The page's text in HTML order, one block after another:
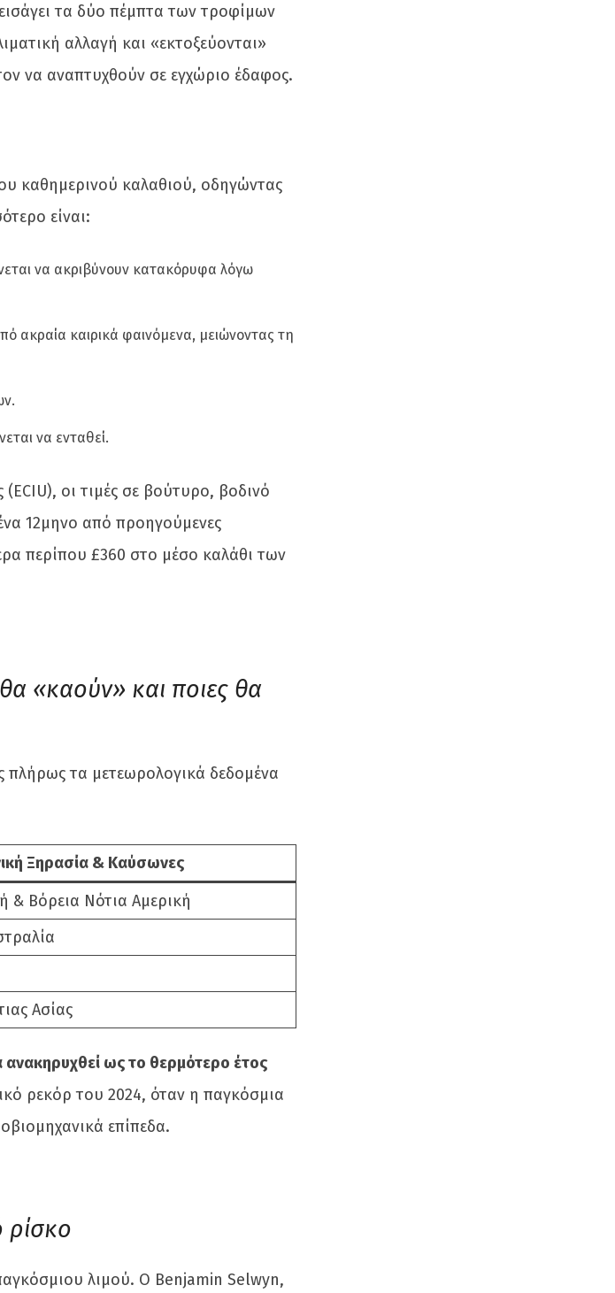
τα δύο πέμπτα των τροφίμων
αλλαγή και «εκτοξεύονται»
να αναπτυχθούν σε εγχώριο έδαφος.
καθημερινού καλαθιού, οδηγώντας
είναι:
να ακριβύνουν κατακόρυφα λόγω
ακραία καιρικά φαινόμενα, μειώνοντας τη
να ενταθεί.
οι τιμές σε βούτυρο, βοδινό
12μηνο από προηγούμενες
περίπου £360 στο μέσο καλάθι των
«καούν» και ποιες θα
πλήρως τα μετεωρολογικά δεδομένα
Ξηρασία & Καύσωνες
& Βόρεια Νότια Αμερική
Ασίας
ανακηρυχθεί ως το θερμότερο έτος
ρεκόρ του 2024, όταν η παγκόσμια
επίπεδα.
ρίσκο
λιμού. Ο Benjamin Selwyn,